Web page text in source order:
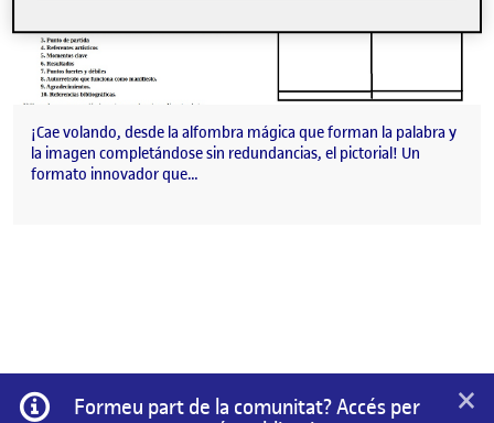
¡Cae volando, desde la alfombra mágica que forman la palabra y
la imagen completándose sin redundancias, el pictorial! Un
formato innovador que…
Informació
Formeu part de la comunitat? Accés per
×